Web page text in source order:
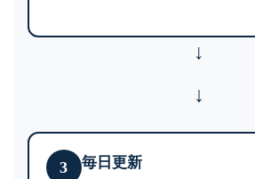
↓
3 毎日更新